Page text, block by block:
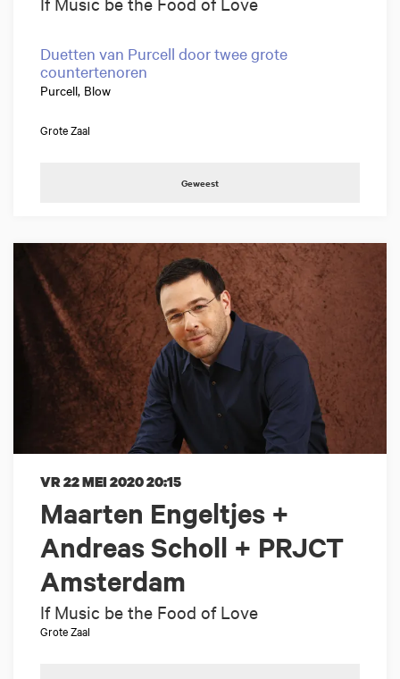
Duetten van Purcell door twee grote
countertenoren
Purcell, Blow
Grote Zaal
Geweest
Maarten Engeltjes +
Andreas Scholl + PRJCT
Amsterdam
If Music be the Food of Love
VR 22 MEI 202020:15
Grote Zaal